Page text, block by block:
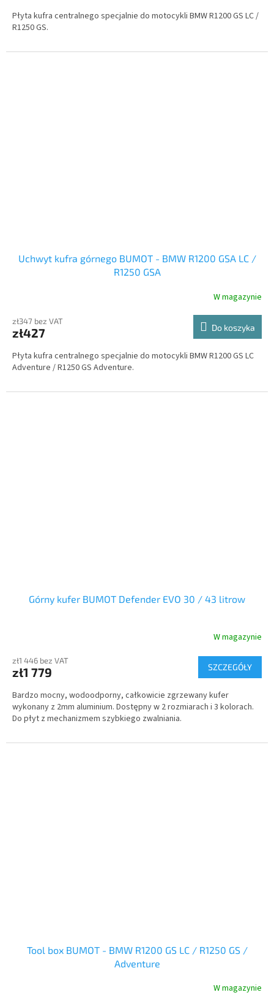
Płyta kufra centralnego specjalnie do motocykli BMW R1200 GS LC /
R1250 GS.
Uchwyt kufra górnego BUMOT - BMW R1200 GSA LC /
R1250 GSA
W magazynie
zł347 bez VAT
zł427 Do koszyka
Płyta kufra centralnego specjalnie do motocykli BMW R1200 GS LC
Adventure / R1250 GS Adventure.
Górny kufer BUMOT Defender EVO 30 / 43 litrow
W magazynie
zł1 446 bez VAT
zł1 779 SZCZEGÓŁY
Bardzo mocny, wodoodporny, całkowicie zgrzewany kufer
wykonany z 2mm aluminium. Dostępny w 2 rozmiarach i 3 kolorach.
Do płyt z mechanizmem szybkiego zwalniania.
Tool box BUMOT - BMW R1200 GS LC / R1250 GS /
Adventure
W magazynie